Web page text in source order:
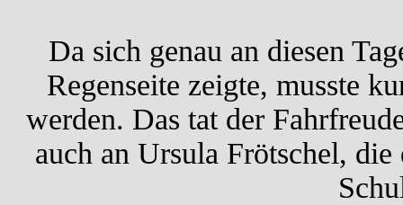
Da sich genau an diesen
Regenseite zeigte, musste
werden. Das tat der
auch an Ursula Frötschel,